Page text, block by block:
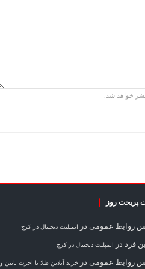
خواهد شد.
پربحث روز
روابط عمومی در ایمپلنت دیجیتال در کرج
فرد در ایمپلنت دیجیتال در کرج
روابط عمومی درخرید آنلاین طلا با اجرت پایین و